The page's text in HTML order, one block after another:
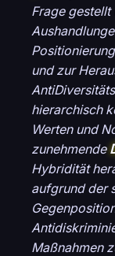
Frage
und zur
hierarchisch
Werten und
zunehmende
Hybridität
aufgrund der
Maßnahmen